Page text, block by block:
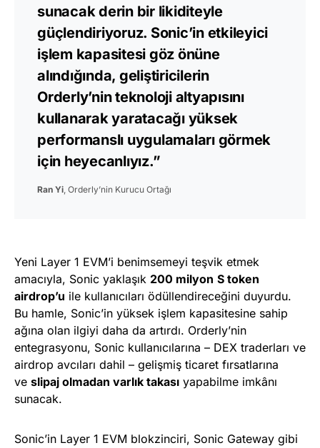
sunacak derin bir likiditeyle
güçlendiriyoruz. Sonic’in etkileyici
işlem kapasitesi göz önüne
alındığında, geliştiricilerin
Orderly’nin teknoloji altyapısını
kullanarak yaratacağı yüksek
performanslı uygulamaları görmek
için heyecanlıyız.”
Ran Yi, Orderly’nin Kurucu Ortağı
Yeni Layer 1 EVM’i benimsemeyi teşvik etmek
amacıyla, Sonic yaklaşık 200 milyon S token
airdrop’u ile kullanıcıları ödüllendireceğini duyurdu.
Bu hamle, Sonic’in yüksek işlem kapasitesine sahip
ağına olan ilgiyi daha da artırdı. Orderly’nin
entegrasyonu, Sonic kullanıcılarına – DEX traderları ve
airdrop avcıları dahil – gelişmiş ticaret fırsatlarına
ve slipaj olmadan varlık takası yapabilme imkânı
sunacak.
Sonic’in Layer 1 EVM blokzinciri, Sonic Gateway gibi